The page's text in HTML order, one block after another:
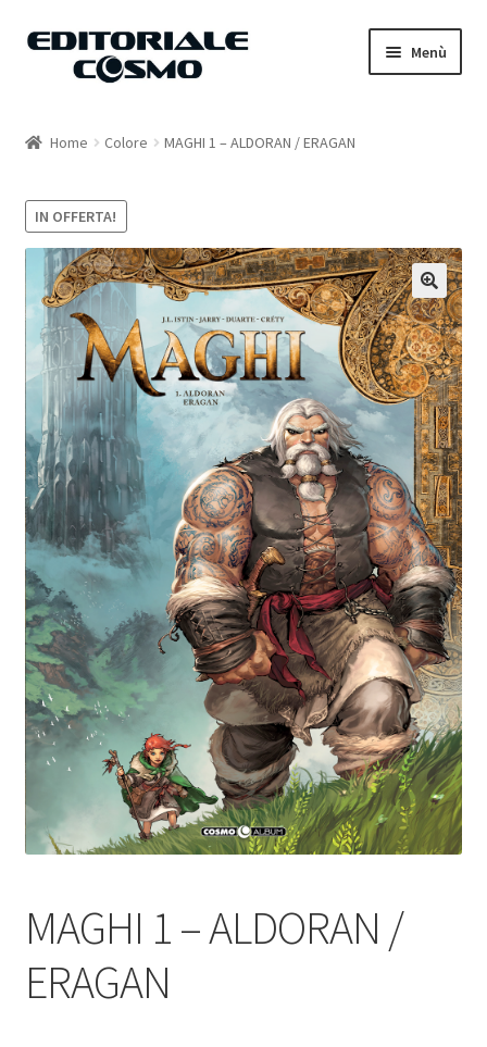
Vai
Vai
Menù
Carrello
Il mio account
Home Colore MAGHI 1 – ALDORAN / ERAGAN
IN OFFERTA!
MAGHI 1 – ALDORAN /
ERAGAN